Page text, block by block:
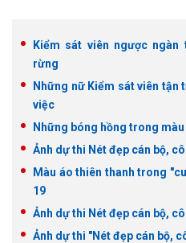
Kiểm sát viên ngược
rừng
Những nữ Kiểm sát viên tận
việc
Những bóng hồng trong
Ảnh dự thi Nét đẹp cán bộ,
Màu áo thiên thanh trong
19
Ảnh dự thi Nét đẹp cán bộ,
Ảnh dự thi "Nét đẹp cán bộ,